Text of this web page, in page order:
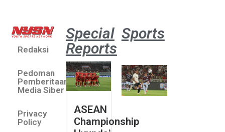
Redaksi
Pedoman
Pemberitaan
Media Siber
Privacy
Policy
Special
Reports
ASEAN
Championship
Sports